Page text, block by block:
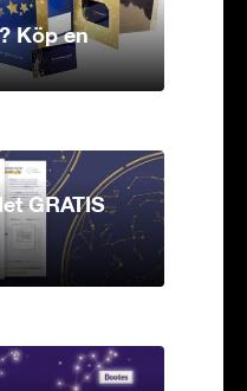
Köp en
GRATIS